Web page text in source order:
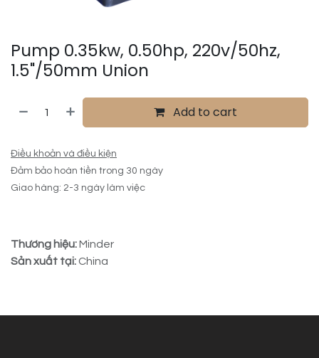
Pump 0.35kw, 0.50hp, 220v/50hz,
1.5"/50mm Union
Add to cart
Điều khoản và điều kiện
Đảm bảo hoàn tiền trong 30 ngày
Giao hàng: 2-3 ngày làm việc
Thương hiệu:Minder
Sản xuất tại: China